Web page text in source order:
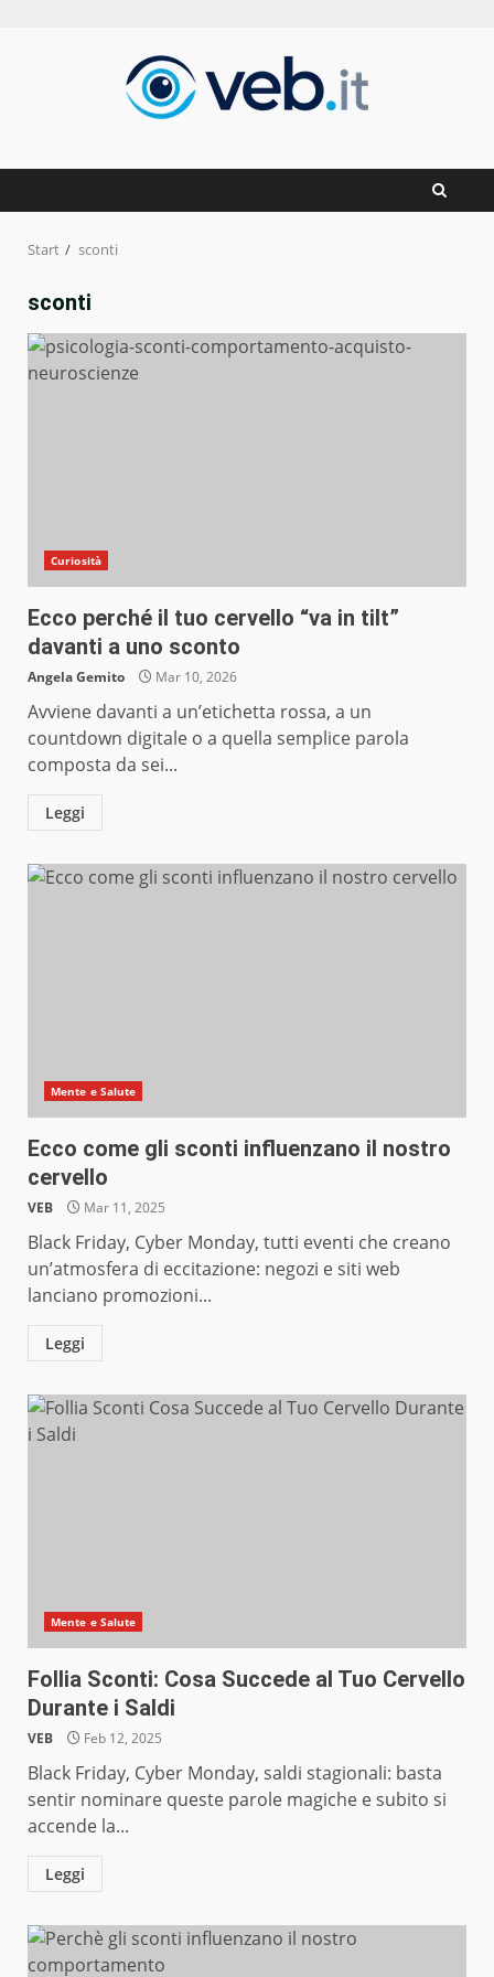
Start sconti
sconti
Curiosità
Ecco perché il tuo cervello “va in tilt”
davanti a uno sconto
Angela Gemito Mar 10, 2026
Avviene davanti a un’etichetta rossa, a un
countdown digitale o a quella semplice parola
composta da sei...
Leggi
Mente e Salute
Ecco come gli sconti influenzano il nostro
cervello
VEB Mar 11, 2025
Black Friday, Cyber Monday, tutti eventi che creano
un’atmosfera di eccitazione: negozi e siti web
lanciano promozioni...
Leggi
Mente e Salute
Follia Sconti: Cosa Succede al Tuo Cervello
Durante i Saldi
VEB Feb 12, 2025
Black Friday, Cyber Monday, saldi stagionali: basta
sentir nominare queste parole magiche e subito si
accende la...
Leggi